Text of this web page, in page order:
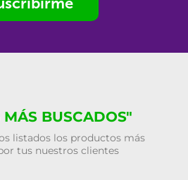
BUSCADOS"
listados los productos más
tus nuestros clientes